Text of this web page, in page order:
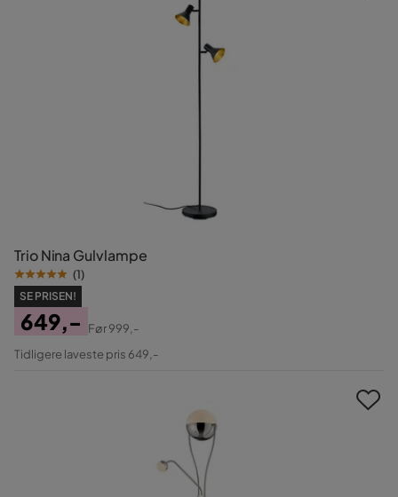
Trio Nina Gulvlampe
(1)
SE PRISEN!
Pris
649,-
Original
Før999,-
Tidligere laveste pris 649,-